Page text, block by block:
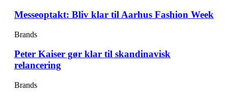
Messeoptakt: Bliv klar til Aarhus Fashion Week
Brands
Peter Kaiser gør klar til skandinavisk
relancering
Brands